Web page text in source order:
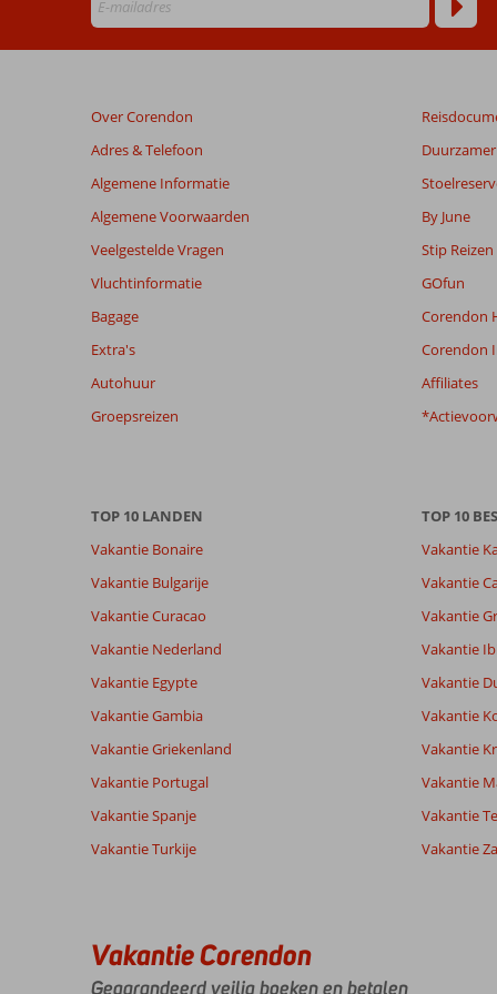
Beoordelingen
zijn
dan
48
maanden
niet
meer
weergegeven
om
beoordelingen
info
over
onze
beoordelingen.
Totale score
Gebaseerd op:
beoordelingen
6,5
Ruim
Kamers
Ervaringen
van onze
klanten
8,0
Yvonne
Belek
is
mooi.
Algemene indruk
Ligging
8
Over Corendon
Adres & Telefoon
Algemene Informatie
Algemene Voorwaarden
Veelgestelde Vragen
Vluchtinformatie
Bagage
Extra's
Autohuur
Groepsreizen
By June
Stip Reizen
GOfun
Corendon
Corendon
Affiliates
TOP 10 LANDEN
Vakantie Bonaire
Vakantie Bulgarije
Vakantie Curacao
Vakantie Nederland
Vakantie Egypte
Vakantie Gambia
Vakantie Griekenland
Vakantie Portugal
Vakantie Spanje
Vakantie Turkije
TOP 10
Vakantie
Vakantie
Vakantie
Vakantie
Vakantie
Vakantie
Vakantie
Vakantie
Vakantie
Vakantie
Vakantie Corendon
Gegarandeerd veilig boeken en betalen